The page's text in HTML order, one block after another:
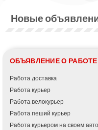
Новые
ОБЪЯВЛЕНИЕ О
Работа доставка
Работа курьер
Работа велокурьер
Работа пеший курьер
Работа курьером на своем авто